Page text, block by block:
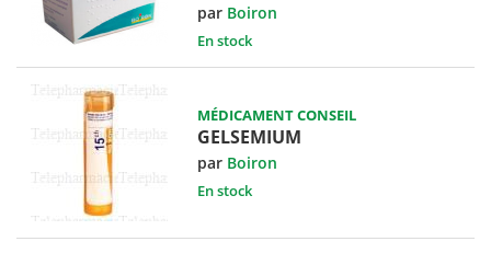
par Boiron
En stock
MÉDICAMENT CONSEIL
GELSEMIUM
par Boiron
En stock